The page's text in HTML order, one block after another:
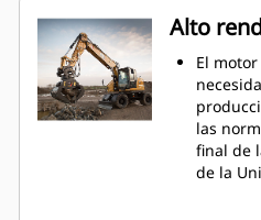
pueden
forma
Alto
El
las
final de
de la